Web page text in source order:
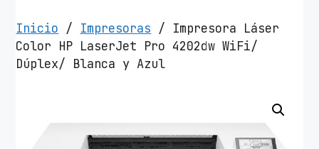
Inicio / Impresoras / Impresora Láser
Color HP LaserJet Pro 4202dw WiFi/
Dúplex/ Blanca y Azul